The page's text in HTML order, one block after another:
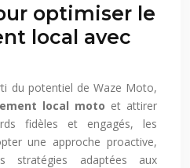
optimiser le
local avec
du potentiel de Waze Moto,
local moto et attirer
fidèles et engagés, les
une approche proactive,
adaptées aux